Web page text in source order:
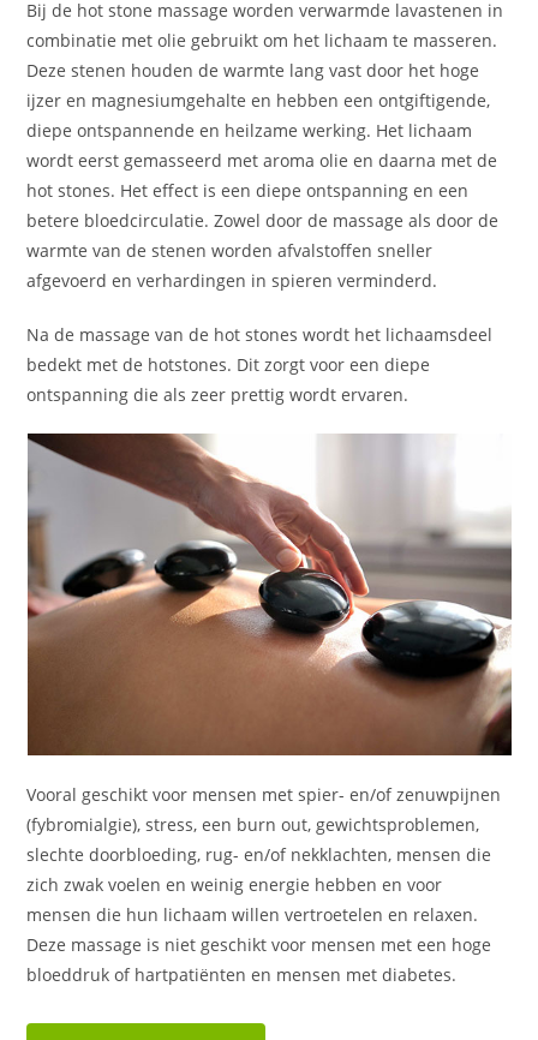
Bij de hot stone massage worden verwarmde lavastenen in
combinatie met olie gebruikt om het lichaam te masseren.
Deze stenen houden de warmte lang vast door het hoge
ijzer en magnesiumgehalte en hebben een ontgiftigende,
diepe ontspannende en heilzame werking. Het lichaam
wordt eerst gemasseerd met aroma olie en daarna met de
hot stones. Het effect is een diepe ontspanning en een
betere bloedcirculatie. Zowel door de massage als door de
warmte van de stenen worden afvalstoffen sneller
afgevoerd en verhardingen in spieren verminderd.
Na de massage van de hot stones wordt het lichaamsdeel
bedekt met de hotstones. Dit zorgt voor een diepe
ontspanning die als zeer prettig wordt ervaren.
Vooral geschikt voor mensen met spier- en/of zenuwpijnen
(fybromialgie), stress, een burn out, gewichtsproblemen,
slechte doorbloeding, rug- en/of nekklachten, mensen die
zich zwak voelen en weinig energie hebben en voor
mensen die hun lichaam willen vertroetelen en relaxen.
Deze massage is niet geschikt voor mensen met een hoge
bloeddruk of hartpatiënten en mensen met diabetes.